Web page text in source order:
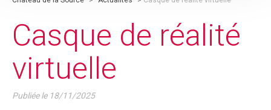
Casque de réalité
virtuelle
Publiée le 18/11/2025